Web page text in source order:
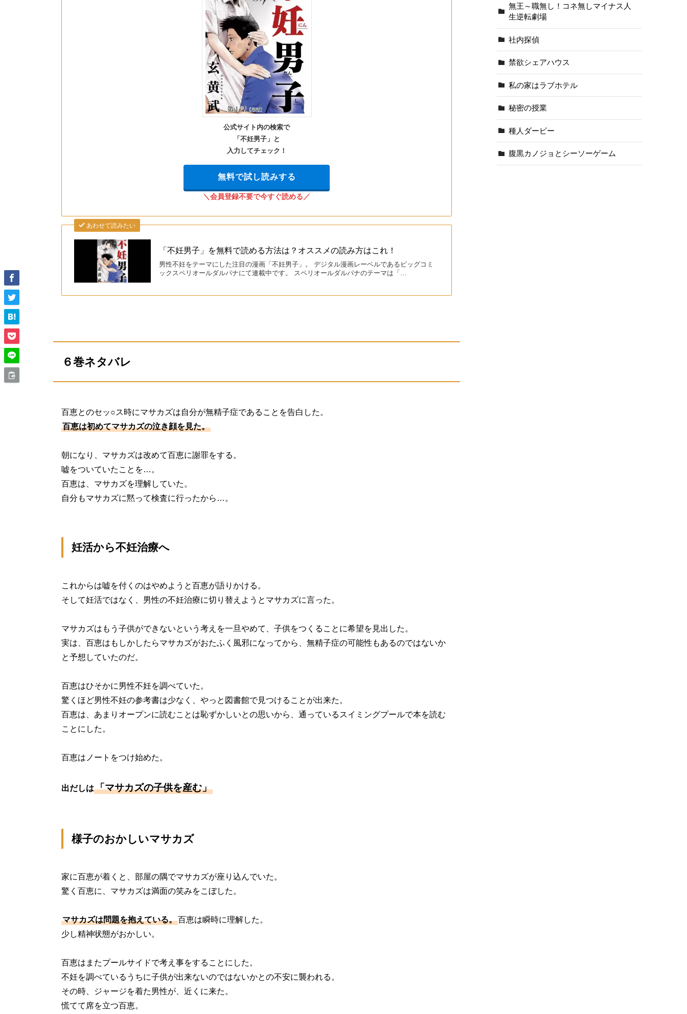
公式サイト内の検索で
「不妊男子」と
入力してチェック！
無料で試し読みする
＼会員登録不要で今すぐ読める／
あわせて読みたい
「不妊男子」を無料で読める方法は？オススメの読み方はこれ！
男性不妊をテーマにした注目の漫画「不妊男子」。 デジタル漫画レーベルであるビッグコミ
ックスペリオールダルパナにて連載中です。 スペリオールダルパナのテーマは「…
６巻ネタバレ
百恵とのセッ○ス時にマサカズは自分が無精子症であることを告白した。
百恵は初めてマサカズの泣き顔を見た。
朝になり、マサカズは改めて百恵に謝罪をする。
嘘をついていたことを…。
百恵は、マサカズを理解していた。
自分もマサカズに黙って検査に行ったから…。
妊活から不妊治療へ
これからは嘘を付くのはやめようと百恵が語りかける。
そして妊活ではなく、男性の不妊治療に切り替えようとマサカズに言った。
マサカズはもう子供ができないという考えを一旦やめて、子供をつくることに希望を見出した。
実は、百恵はもしかしたらマサカズがおたふく風邪になってから、無精子症の可能性もあるのではないか
と予想していたのだ。
百恵はひそかに男性不妊を調べていた。
驚くほど男性不妊の参考書は少なく、やっと図書館で見つけることが出来た。
百恵は、あまりオープンに読むことは恥ずかしいとの思いから、通っているスイミングプールで本を読む
ことにした。
百恵はノートをつけ始めた。
出だしは「マサカズの子供を産む」
様子のおかしいマサカズ
家に百恵が着くと、部屋の隅でマサカズが座り込んでいた。
驚く百恵に、マサカズは満面の笑みをこぼした。
マサカズは問題を抱えている。 百恵は瞬時に理解した。
少し精神状態がおかしい。
百恵はまたプールサイドで考え事をすることにした。
不妊を調べているうちに子供が出来ないのではないかとの不安に襲われる。
その時、ジャージを着た男性が、近くに来た。
慌てて席を立つ百恵。
無王～職無し！コネ無しマイナス人
生逆転劇場
社内探偵
禁欲シェアハウス
私の家はラブホテル
秘密の授業
種人ダービー
腹黒カノジョとシーソーゲーム